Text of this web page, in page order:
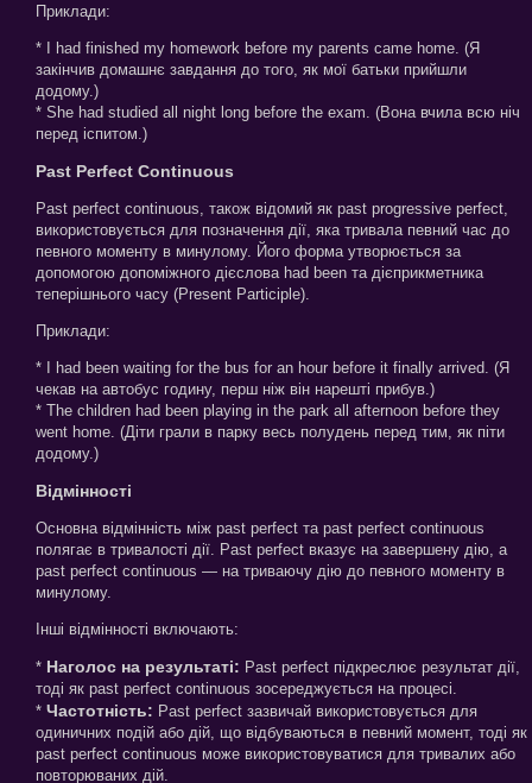
Приклади:
* I had finished my homework before my parents came home. (Я
закінчив домашнє завдання до того, як мої батьки прийшли
додому.)
* She had studied all night long before the exam. (Вона вчила всю ніч
перед іспитом.)
Past Perfect Continuous
Past perfect continuous, також відомий як past progressive perfect,
використовується для позначення дії, яка тривала певний час до
певного моменту в минулому. Його форма утворюється за
допомогою допоміжного дієслова had been та дієприкметника
теперішнього часу (Present Participle).
Приклади:
* I had been waiting for the bus for an hour before it finally arrived. (Я
чекав на автобус годину, перш ніж він нарешті прибув.)
* The children had been playing in the park all afternoon before they
went home. (Діти грали в парку весь полудень перед тим, як піти
додому.)
Відмінності
Основна відмінність між past perfect та past perfect continuous
полягає в тривалості дії. Past perfect вказує на завершену дію, а
past perfect continuous — на триваючу дію до певного моменту в
минулому.
Інші відмінності включають:
* Наголос на результаті: Past perfect підкреслює результат дії,
тоді як past perfect continuous зосереджується на процесі.
* Частотність: Past perfect зазвичай використовується для
одиничних подій або дій, що відбуваються в певний момент, тоді як
past perfect continuous може використовуватися для тривалих або
повторюваних дій.